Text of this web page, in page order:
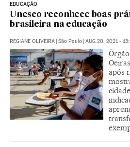
EDUCAÇÃO
Unesco reconhece boas
brasileira na educação
REGIANE OLIVEIRA São Paulo AUG 20, 2021 -
após